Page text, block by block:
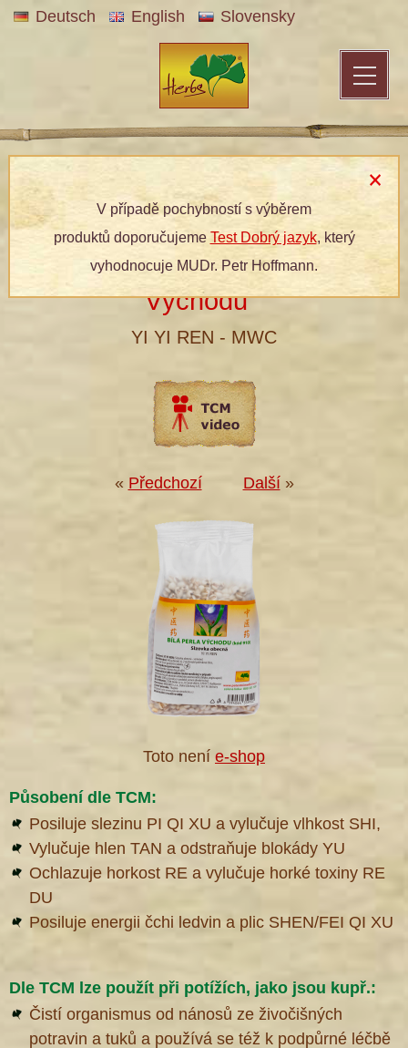
Deutsch English Slovensky
Patentní medicína Dle kategorií
Dietetická
potraviny a olej
» 910 Slzovka obecná - Bílá perla Východu
910 Slzovka obecná - Bílá perla
Východu®
YI YI REN - MWC
« Předchozí Další »
Toto není e-shop
Působení dle TCM:
Posiluje slezinu PI QI XU a vylučuje vlhkost SHI,
Vylučuje hlen TAN a odstraňuje blokády YU
Ochlazuje horkost RE a vylučuje horké toxiny RE
DU
Posiluje energii čchi ledvin a plic SHEN/FEI QI XU
Dle TCM lze použít při potížích, jako jsou kupř.:
Čistí organismus od nánosů ze živočišných
potravin a tuků a používá se též k podpůrné léčbě
V případě pochybností s výběrem
produktů doporučujeme Test Dobrý jazyk, který
vyhodnocuje MUDr. Petr Hoffmann.